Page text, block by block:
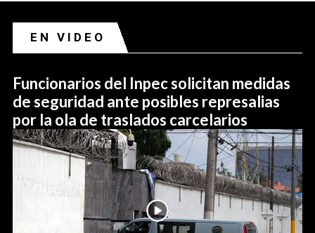
EN VIDEO
Funcionarios del Inpec solicitan medidas
de seguridad ante posibles represalias
por la ola de traslados carcelarios